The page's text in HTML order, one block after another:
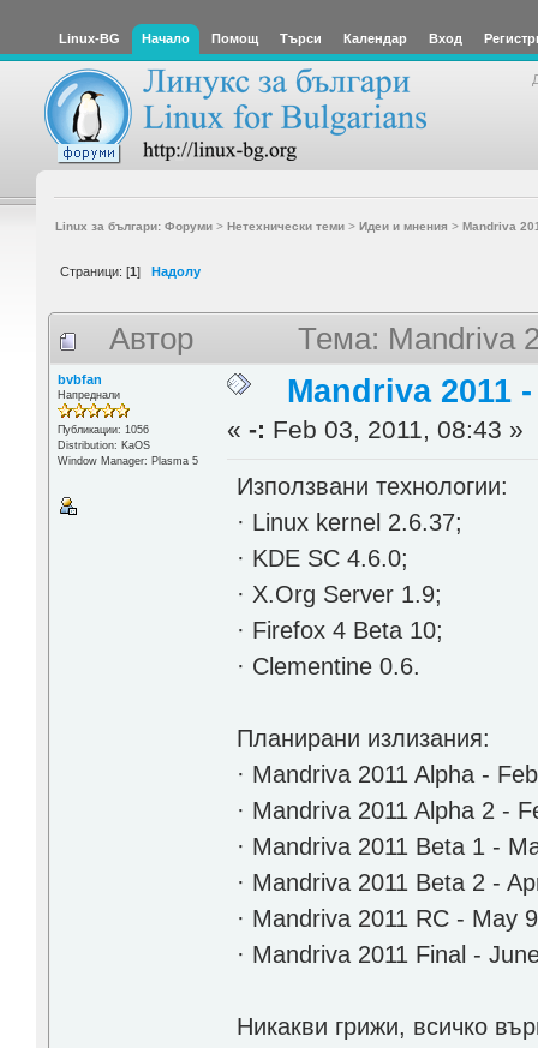
Linux-BG Начало Помощ Търси Календар Вход
Linux за българи: Форуми> Нетехнически теми> Идеи и мнения > Mandriva
Страници: [1] Надолу
Автор Тема: Mandriva
bvbfan
Напреднали
Публикации: 1056
Distribution: KaOS
Window Manager: Plasma 5
Mandriva 2011
«-: Feb 03, 2011, 08:43 »
Използвани технологии:
· Linux kernel 2.6.37;
· KDE SC 4.6.0;
· X.Org Server 1.9;
· Firefox 4 Beta 10;
· Clementine 0.6.
Планирани излизания:
· Mandriva 2011 Alpha -
· Mandriva 2011 Alpha 2 -
· Mandriva 2011 Beta 1 -
· Mandriva 2011 Beta 2 -
· Mandriva 2011 RC - May
· Mandriva 2011 Final -
Никакви грижи, всичко